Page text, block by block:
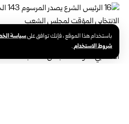
باستخدام هذا الموقع ، فإنك توافق علىسياسة
شروط الاستخدام.